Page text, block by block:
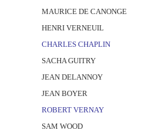
MAURICE DE CANONGE
HENRI VERNEUIL
CHARLES CHAPLIN
SACHA GUITRY
JEAN DELANNOY
JEAN BOYER
ROBERT VERNAY
SAM WOOD